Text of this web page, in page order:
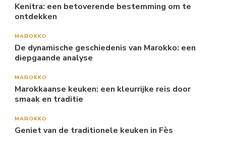
Kenitra: een betoverende bestemming om te
ontdekken
MAROKKO
De dynamische geschiedenis van Marokko: een
diepgaande analyse
MAROKKO
Marokkaanse keuken: een kleurrijke reis door
smaak en traditie
MAROKKO
Geniet van de traditionele keuken in Fès